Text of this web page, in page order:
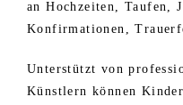
an Hochzeiten, Taufen,
Konfirmationen,
Unterstützt von
Künstlern können